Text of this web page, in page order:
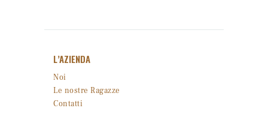
L’AZIENDA
Noi
Le nostre Ragazze
Contatti